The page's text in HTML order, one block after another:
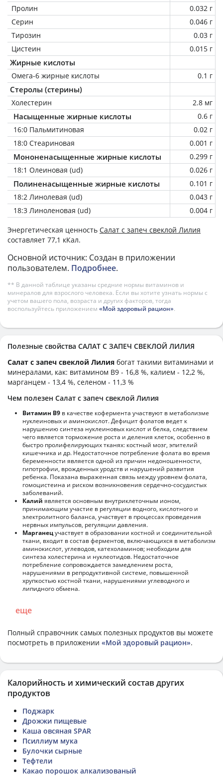
Пролин
0.032 г
Серин
0.046 г
Тирозин
0.03 г
Цистеин
0.015 г
Жирные кислоты
Омега-6 жирные кислоты 0.1 г
Стеролы (стерины)
Холестерин 2.8 мг
Насыщенные жирные кислоты
0.6 г
16:0 Пальмитиновая
0.02 г
18:0 Стеариновая
0.001 г
Мононенасыщенные жирные кислоты
0.299 г
18:1 Олеиновая (ud)
0.026 г
Полиненасыщенные жирные кислоты
0.101 г
18:2 Линолевая (ud)
0.043 г
18:3 Линоленовая (ud)
0.004 г
Энергетическая ценность Салат с запеч свеклой Лилия
составляет 77,1 кКал.
Основной источник: Создан в приложении
пользователем. Подробнее.
** В данной таблице указаны средние нормы витаминов и
минералов для взрослого человека. Если вы хотите узнать нормы с
учетом вашего пола, возраста и других факторов, тогда
воспользуйтесь приложением «Мой здоровый рацион».
Полезные свойства САЛАТ С ЗАПЕЧ СВЕКЛОЙ ЛИЛИЯ
Салат с запеч свеклой Лилия богат такими витаминами и
минералами, как: витамином B9 - 16,8 %, калием - 12,2 %,
марганцем - 13,4 %, селеном - 11,3 %
Чем полезен Салат с запеч свеклой Лилия
Витамин В9 в качестве кофермента участвуют в метаболизме
нуклеиновых и аминокислот. Дефицит фолатов ведет к
нарушению синтеза нуклеиновых кислот и белка, следствием
чего является торможение роста и деления клеток, особенно в
быстро пролифелирующих тканях: костный мозг, эпителий
кишечника и др. Недостаточное потребление фолата во время
беременности является одной из причин недоношенности,
гипотрофии, врожденных уродств и нарушений развития
ребенка. Показана выраженная связь между уровнем фолата,
гомоцистеина и риском возникновения сердечно-сосудистых
заболеваний.
Калий является основным внутриклеточным ионом,
принимающим участие в регуляции водного, кислотного и
электролитного баланса, участвует в процессах проведения
нервных импульсов, регуляции давления.
Марганецучаствует в образовании костной и соединительной
ткани, входит в состав ферментов, включающихся в метаболизм
аминокислот, углеводов, катехоламинов; необходим для
синтеза холестерина и нуклеотидов. Недостаточное
потребление сопровождается замедлением роста,
нарушениями в репродуктивной системе, повышенной
хрупкостью костной ткани, нарушениями углеводного и
липидного обмена.
еще
Полный справочник самых полезных продуктов вы можете
посмотреть в приложении «Мой здоровый рацион».
Калорийность и химический состав других
продуктов
Поджарк
Дрожжи пищевые
Каша овсяная SPAR
Псиллиум мука
Булочки сырные
Тефтели
Какао порошок алкализованый